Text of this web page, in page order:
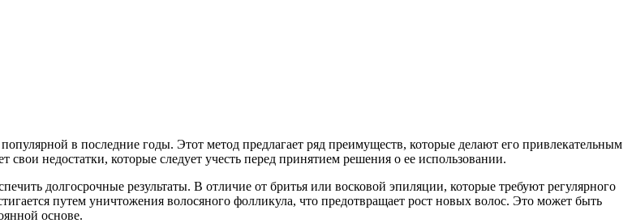
в последние годы. Этот метод предлагает ряд преимуществ, которые делают его привлекательным
недостатки, которые следует учесть перед принятием решения о ее использовании.
долгосрочные результаты. В отличие от бритья или восковой эпиляции, которые требуют регулярного
путем уничтожения волосяного фолликула, что предотвращает рост новых волос. Это может быть
основе.